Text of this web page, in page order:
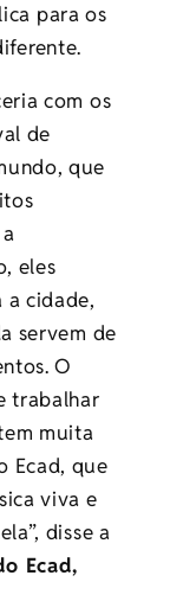
para os
com os
de
que
eles
a cidade,
servem de
O
trabalhar
muita
Ecad, que
viva e
disse a
Ecad,